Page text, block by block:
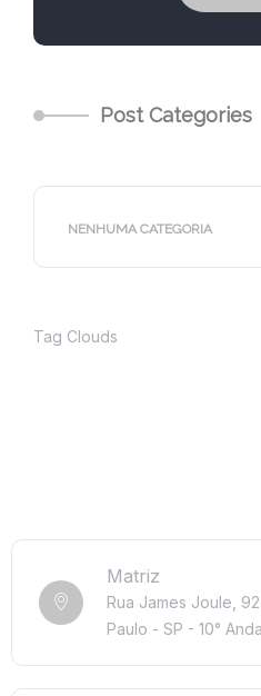
Post Categories
NENHUMA CATEGORIA
Tag Clouds
Matriz
Rua James Joule,
Paulo - SP - 10°